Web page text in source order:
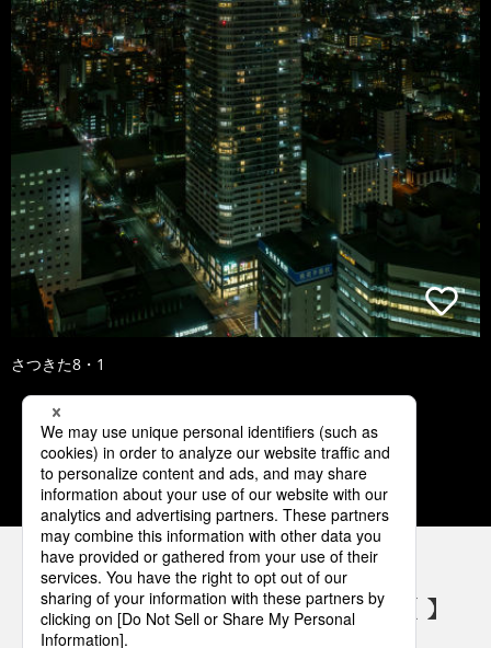
さつきた8・1
1 2 3 4 5
パナソニックの電気設備 SNSアカウント